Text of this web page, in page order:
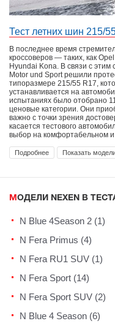
Тест летних шин 215/
В последнее время
кроссоверов — таких, как
Hyundai Kona. В связи с этим
Motor und Sport решили
типоразмере 215/55 R17,
устанавливается на
испытаниях было отобрано
ценовые категории. Они
важно с точки зрения
касается тестового
выбор на комфортабельном
Подробнее Показать
МОДЕЛИ NEXEN В
N Blue 4Season 2 (1)
N Fera Primus (4)
N Fera RU1 SUV (1)
N Fera Sport (14)
N Fera Sport SUV (2)
N Blue 4 Season (6)